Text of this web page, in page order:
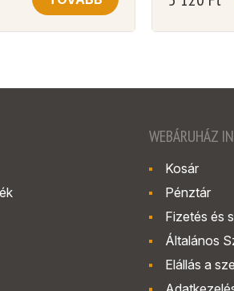
WEBÁRUHÁZ
Kosár
Pénztár
Fizetés és
Általános
Elállás a